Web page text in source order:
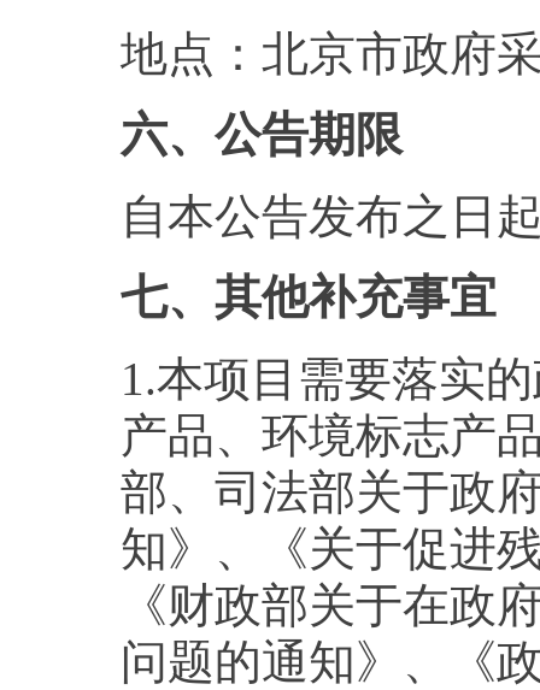
地点：北京市政府
六、公告期限
自本公告发布之日
七、其他补充事宜
1.本项目需要落实
产品、环境标志产
部、司法部关于政
知》、《关于促进
《财政部关于在政
问题的通知》、《